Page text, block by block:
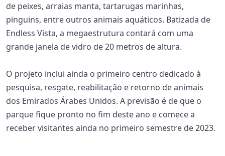
de peixes, arraias manta, tartarugas marinhas,
pinguins, entre outros animais aquáticos. Batizada de
Endless Vista, a megaestrutura contará com uma
grande janela de vidro de 20 metros de altura.
O projeto inclui ainda o primeiro centro dedicado à
pesquisa, resgate, reabilitação e retorno de animais
dos Emirados Árabes Unidos. A previsão é de que o
parque fique pronto no fim deste ano e comece a
receber visitantes ainda no primeiro semestre de 2023.